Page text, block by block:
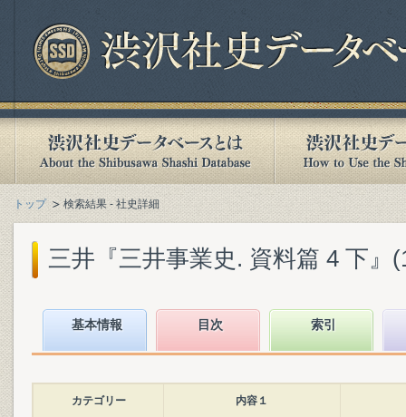
トップ 検索結果 - 社史詳細
三井『三井事業史. 資料篇 4 下』
基本情報 目次 索引
カテゴリー 内容１